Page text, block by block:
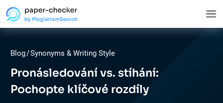
Blog/Synonyms & Writing Style
Pronásledování vs. stíhání:
Pochopte klíčové rozdíly